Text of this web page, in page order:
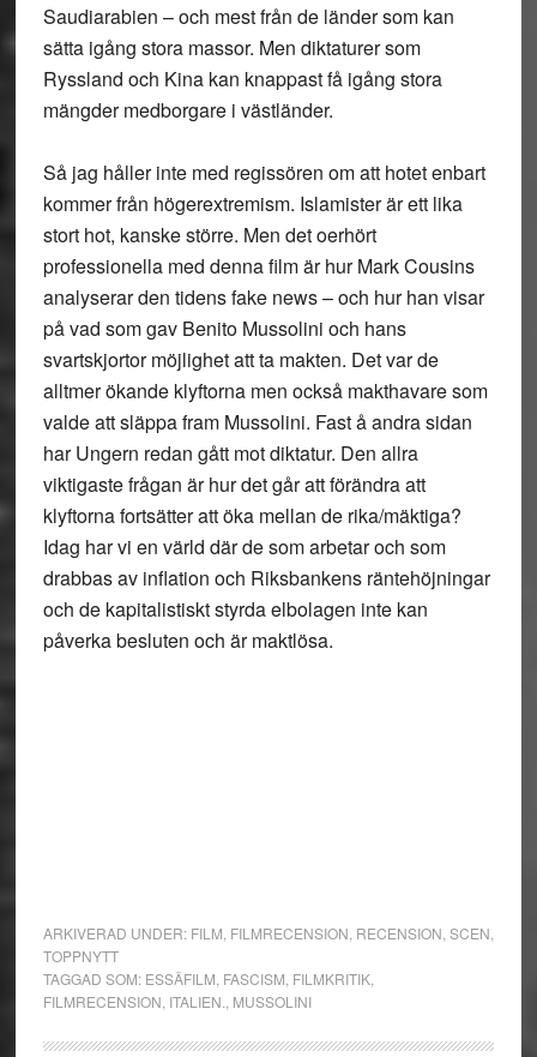
Saudiarabien – och mest från de länder som kan
sätta igång stora massor. Men diktaturer som
Ryssland och Kina kan knappast få igång stora
mängder medborgare i västländer.
Så jag håller inte med regissören om att hotet enbart
kommer från högerextremism. Islamister är ett lika
stort hot, kanske större. Men det oerhört
professionella med denna film är hur Mark Cousins
analyserar den tidens fake news – och hur han visar
på vad som gav Benito Mussolini och hans
svartskjortor möjlighet att ta makten. Det var de
alltmer ökande klyftorna men också makthavare som
valde att släppa fram Mussolini. Fast å andra sidan
har Ungern redan gått mot diktatur. Den allra
viktigaste frågan är hur det går att förändra att
klyftorna fortsätter att öka mellan de rika/mäktiga?
Idag har vi en värld där de som arbetar och som
drabbas av inflation och Riksbankens räntehöjningar
och de kapitalistiskt styrda elbolagen inte kan
påverka besluten och är maktlösa.
ARKIVERAD UNDER: FILM FILMRECENSION RECENSION SCEN
TOPPNYTT
TAGGAD SOM: ESSÄFILM FASCISM FILMKRITIK,
FILMRECENSION ITALIEN. MUSSOLINI